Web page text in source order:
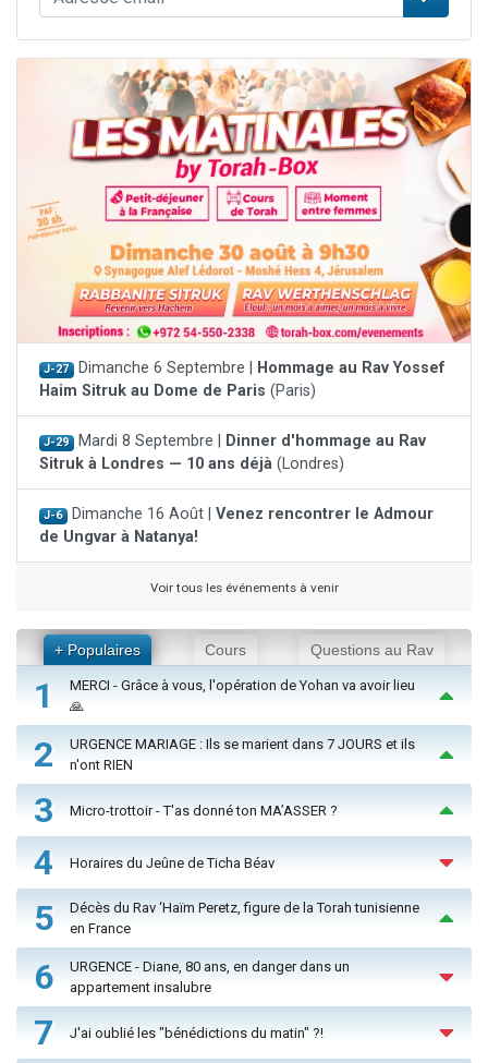
J-27 Dimanche 6 Septembre |
Hommage au Rav Yossef
Haim Sitruk au Dome de Paris (Paris)
J-29 Mardi 8 Septembre |
Dinner d'hommage au Rav
Sitruk à Londres — 10 ans déjà (Londres)
J-6 Dimanche 16 Août | Venez rencontrer le Admour
de Ungvar à Natanya!
Voir tous les événements à venir
+ Populaires Cours Questions au Rav
1
MERCI - Grâce à vous, l'opération de Yohan va avoir lieu
🙏
2
URGENCE MARIAGE : Ils se marient dans 7 JOURS et ils
n'ont RIEN
3 Micro-trottoir - T'as donné ton MA’ASSER ?
4 Horaires du Jeûne de Ticha Béav
5
Décès du Rav ‘Haïm Peretz, figure de la Torah tunisienne
en France
6
URGENCE - Diane, 80 ans, en danger dans un
appartement insalubre
7 J'ai oublié les "bénédictions du matin" ?!